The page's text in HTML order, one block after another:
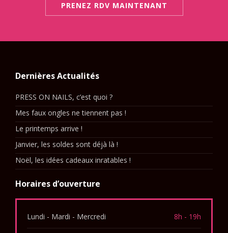
PRENEZ RDV MAINTENANT
Dernières Actualités
PRESS ON NAILS, c’est quoi ?
Mes faux ongles ne tiennent pas !
Le printemps arrive !
Janvier, les soldes sont déjà là !
Noël, les idées cadeaux inratables !
Horaires d’ouverture
Lundi - Mardi - Mercredi 8h - 19h